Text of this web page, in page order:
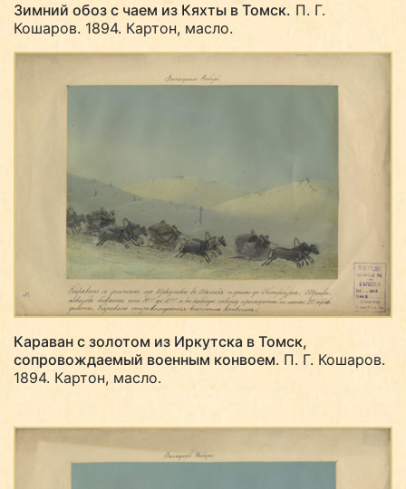
Зимний обоз с чаем из Кяхты в Томск. П. Г.
Кошаров. 1894. Картон, масло.
Караван с золотом из Иркутска в Томск,
сопровождаемый военным конвоем. П. Г. Кошаров.
1894. Картон, масло.